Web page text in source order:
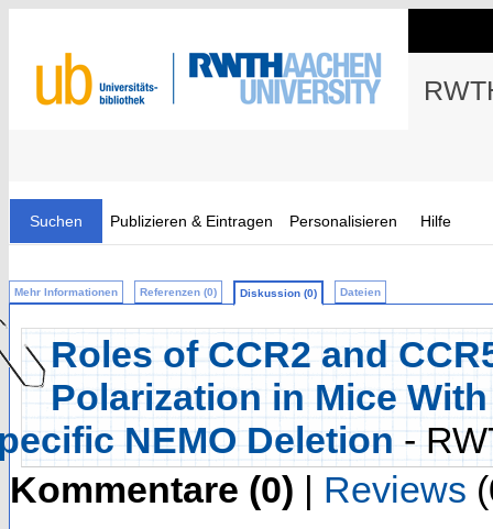
Suchen Publizieren & Eintragen Personalisieren Hilfe
Mehr Informationen Referenzen (0) Diskussion (0) Dateien
Roles of CCR2 and
Polarization in Mice
NEMO Deletion-
Kommentare (0) | Reviews